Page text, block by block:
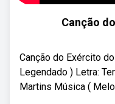
Canção
Canção do Exército
Legendado ) Letra:
Martins Música (